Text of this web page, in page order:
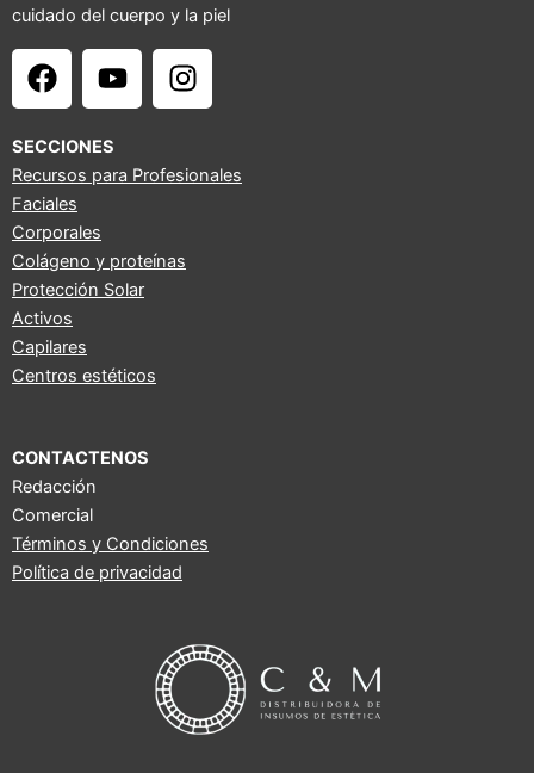
cuidado del cuerpo y la piel
F
a
e
b
o
o
k
Y
o
t
u
I
n
a
a
SECCIONES
Recursos para Profesionales
Faciales
Corporales
Colágeno y proteínas
Protección Solar
Activos
Capilares
Centros estéticos
CONTACTENOS
Redacción
Comercial
Términos y Condiciones
Política de privacidad